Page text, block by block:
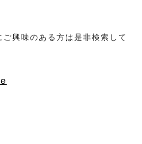
ご興味のある方は是非検索して